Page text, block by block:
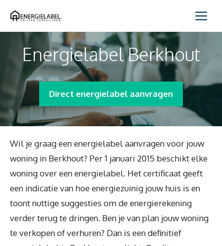
naar
Energielabel Berkhout
Direct energielabel aanvragen
Wil je graag een energielabel aanvragen voor jouw
woning in Berkhout? Per 1 januari 2015 beschikt elke
woning over een energielabel. Het certificaat geeft
een indicatie van hoe energiezuinig jouw huis is en
toont nuttige suggesties om de energierekening
verder terug te dringen. Ben je van plan jouw woning
te verkopen of verhuren? Dan is een definitief